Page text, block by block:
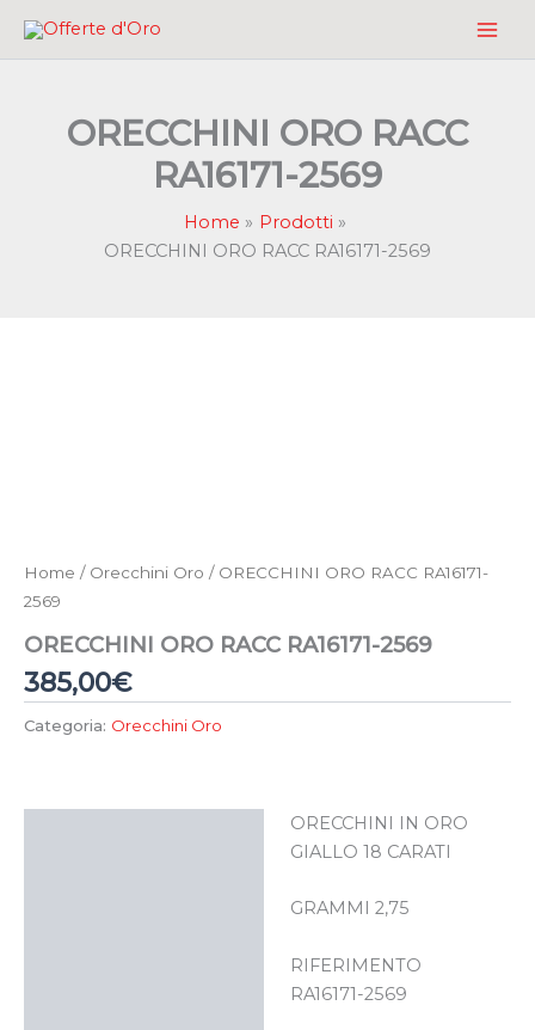
ORECCHINI ORO RACC
RA16171-2569
Home
Prodotti
ORECCHINI ORO RACC RA16171-2569
Home / Orecchini Oro / ORECCHINI ORO RACC RA16171-
2569
ORECCHINI ORO RACC RA16171-2569
385,00€
Categoria: Orecchini Oro
ORECCHINI IN ORO
GIALLO 18 CARATI
GRAMMI 2,75
RIFERIMENTO
RA16171-2569